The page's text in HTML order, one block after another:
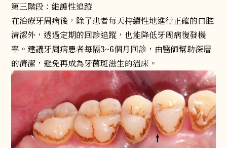
第三階段：維護性追蹤
在治療牙周病後，除了患者每天持續性地進行正確的口腔
清潔外，透過定期的回診追蹤，也能降低牙周病復發機
率。建議牙周病患者每隔3~6個月回診，由醫師幫助深層
的清潔，避免再成為牙菌斑滋生的溫床。